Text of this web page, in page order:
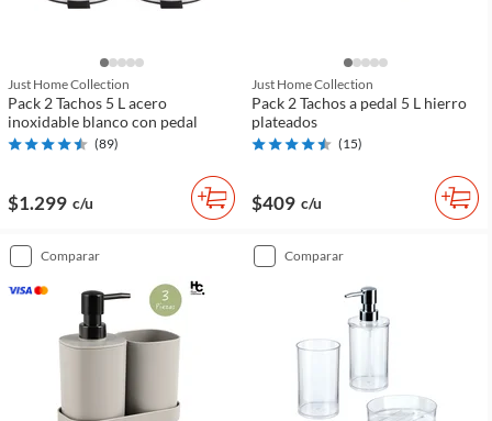
Just Home Collection
Pack 2 Tachos 5 L acero
inoxidable blanco con pedal
(89)
$1.299 c/u
Just Home Collection
Pack 2 Tachos a pedal 5 L hierro
plateados
(15)
$409 c/u
comparar comparar